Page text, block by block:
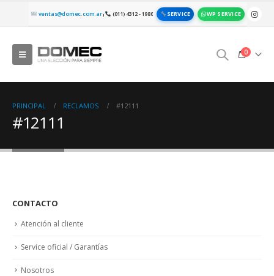
ventas@domec.com.ar| (011) 4312 - 1980 SERVICE WP SERVICE
0
PRINCIPAL RECLAMOS #12111
#12111
CONTACTO
Atención al cliente
Service oficial / Garantías
Nosotros